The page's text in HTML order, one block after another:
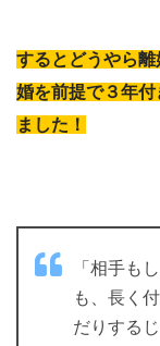
するとどうやら
婚を前提で３年
ました！
「相手も
も、長く
だりする